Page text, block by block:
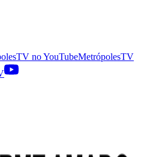
noYouTubeMetrópolesTV